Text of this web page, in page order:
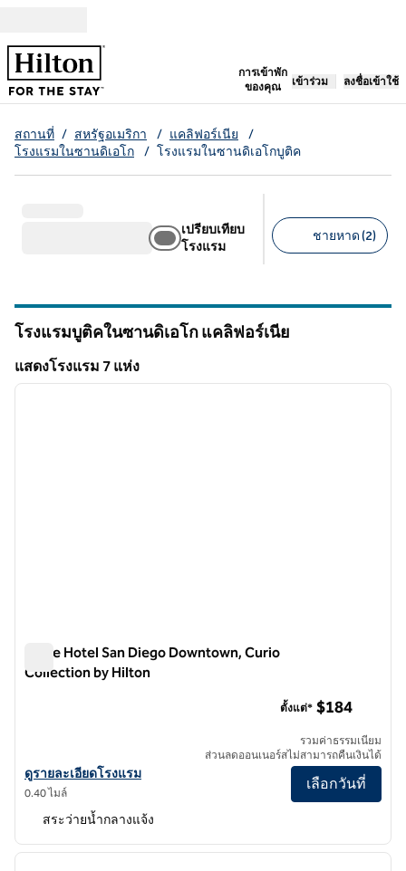
การเข้าพัก
ของคุณ
เปิดแท็บใหม่
เข้าร่วม ลงชื่อเข้าใช้
สถานที่ / สหรัฐอเมริกา / แคลิฟอร์เนีย
/
โรงแรมในซานดิเอโก
/ โรงแรมในซานดิเอโกบูติค
เปรียบเทียบ
โรงแรม
ชายหาด (2)
โรงแรมบูติคในซานดิเอโกแคลิฟอร์เนีย
แสดงโรงแรม 7 แห่ง
แสดงโรงแรม 7 แห่ง
1 จาก 12
ภาพถั
Carte Hotel San Diego Downtown, Curio
Collection by Hilton
ดูรายละเอียดโรงแรม Carte Hotel San Diego Downtown, Curio
ดูรายละเอียดโรงแรม
0.40 ไมล์
ตั้งแต่* $184
รวมค่าธรรมเนียม
ส่วนลดออนเนอร์สไม่สามารถคืนเงินได้
เลือกวันที่
สระว่ายน้ำกลางแจ้ง
1 จาก 12
ภาพถั